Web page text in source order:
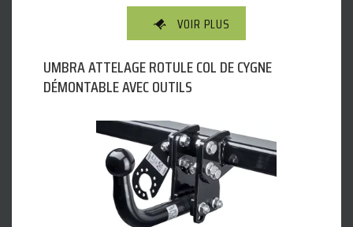
VOIR PLUS
UMBRA ATTELAGE ROTULE COL DE CYGNE
DÉMONTABLE AVEC OUTILS